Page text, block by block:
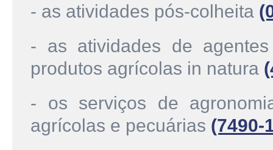
- as atividades pós-colheita
- as atividades de
produtos agrícolas in natura
- os serviços de
agrícolas e pecuárias (7490-